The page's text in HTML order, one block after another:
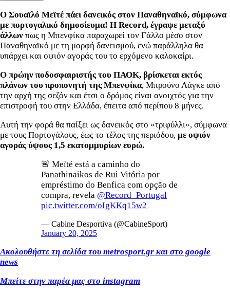
Ο Σουαϊλό Μεϊτέ πάει δανεικός στον Παναθηναϊκό, σύμφωνα
με πορτογαλικό δημοσίευμα! Η Record, έγραψε μεταξύ
άλλων πως η Μπενφίκα παραχωρεί τον Γάλλο μέσο στον
Παναθηναϊκό με τη μορφή δανεισμού, ενώ παράλληλα θα
υπάρχει και οψιόν αγοράς του το ερχόμενο καλοκαίρι.
Ο πρώην ποδοσφαιριστής του ΠΑΟΚ, βρίσκεται εκτός
πλάνων του προπονητή της Μπενφίκα, Μπρούνο Λάγκε από
την αρχή της σεζόν και έτσι ο δρόμος είναι ανοιχτός για την
επιστροφή του στην Ελλάδα, έπειτα από περίπου 8 μήνες.
Αυτή την φορά θα παίξει ως δανεικός στο «τριφύλλι», σύμφωνα
με τους Πορτογάλους, έως το τέλος της περιόδου, με οψιόν
αγοράς ύψους 1,5 εκατομμυρίων ευρώ.
🚨 Meïté está a caminho do
Panathinaikos de Rui Vitória por
empréstimo do Benfica com opção de
compra, revela @Record_Portugal
pic.twitter.com/oIgKKq15w2
— Cabine Desportiva (@CabineSport)
January 20, 2025
Ακολουθήστε τη σελίδα του metrosport.gr και στο google
news
Μπείτε στην παρέα μας στο instagram